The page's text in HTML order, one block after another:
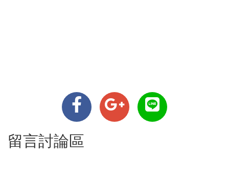
留言討論區